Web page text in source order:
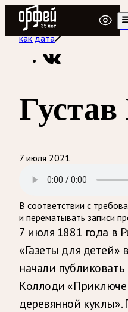
Радио Орфей
Радио классической
как дата
7 июля 2021
В соответствии с
и перематывать записи
7 июля 1881 года в
«Газеты для
начали
Коллоди
деревянной